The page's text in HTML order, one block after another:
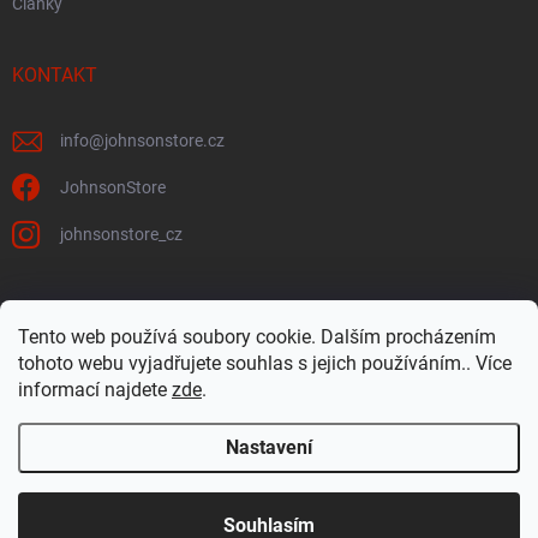
Tento web používá soubory cookie. Dalším procházením
tohoto webu vyjadřujete souhlas s jejich používáním.. Více
informací najdete zde.
Nastavení
Souhlasím
KONTAKT
info@johnsonstore.cz
JohnsonStore
johnsonstore_cz
Johnson Health Tech CZ & SK Johnsonstore.sk
Copyright 2026JohnsonStore.cz. Všechna práva vyhrazena.Upravit
nastavení cookies